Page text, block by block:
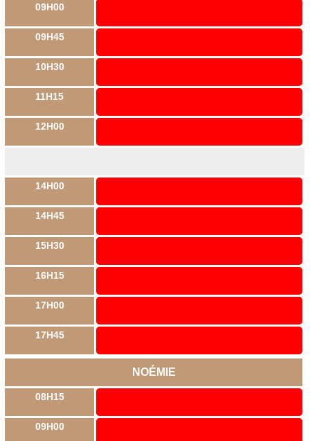
09H00
09H45
10H30
11H15
12H00
14H00
14H45
15H30
16H15
17H00
17H45
NOÉMIE
08H15
09H00